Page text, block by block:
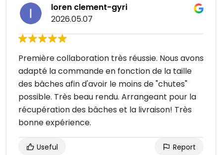
loren clement-gyri
2026.05.07
Première collaboration très réussie. Nous avons
adapté la commande en fonction de la taille
des bâches afin d'avoir le moins de "chutes"
possible. Très beau rendu. Arrangeant pour la
récupération des bâches et la livraison! Très
bonne expérience.
Useful Report